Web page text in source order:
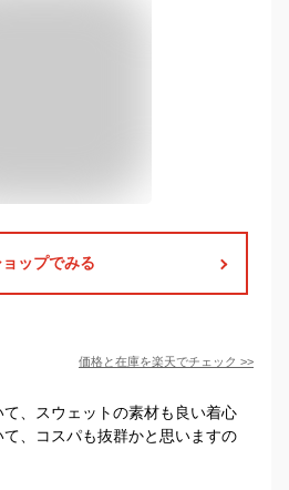
ョップでみる
価格と在庫を楽天でチェック >>
て、スウェットの素材も良い着心
、コスパも抜群かと思いますの